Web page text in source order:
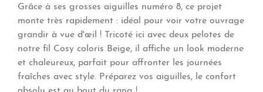
Grâce à ses grosses aiguilles numéro 8, ce projet
monte très rapidement : idéal pour voir votre ouvrage
grandir à vue d'œil ! Tricoté ici avec deux pelotes de
notre fil Cosy coloris Beige, il affiche un look moderne
et chaleureux, parfait pour affronter les journées
fraîches avec style. Préparez vos aiguilles, le confort